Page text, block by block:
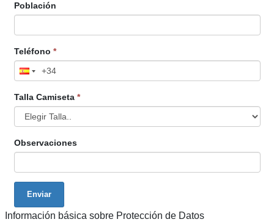
Población
Teléfono *
Talla Camiseta *
Observaciones
Enviar
Información básica sobre Protección de Datos